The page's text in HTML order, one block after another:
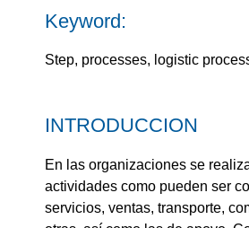
Keyword:
Step, processes, logistic
INTRODUCCION
En las organizaciones se
actividades como pueden ser
servicios, ventas, transporte,